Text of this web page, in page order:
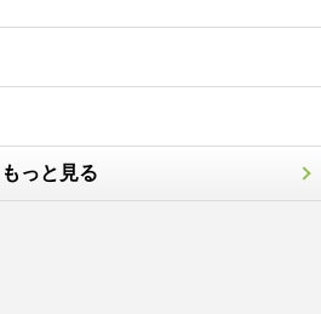
もっと見る